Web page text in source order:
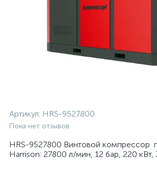
Артикул: HRS-9527800
Пока нет отзывов
HRS-9527800 Винтовой компрессор
Harrison: 27800 л/мин, 12 бар, 220